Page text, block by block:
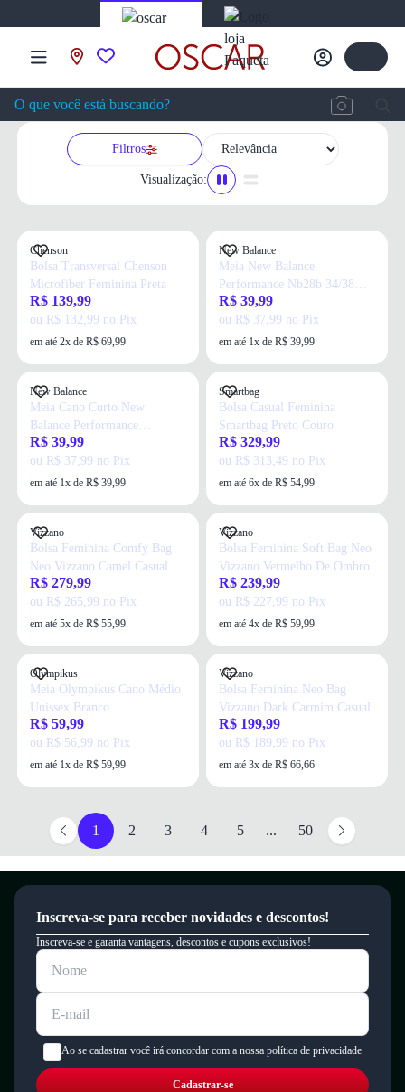
Filtros
Visualização:
Chenson
Bolsa Transversal Chenson
Microfiber Feminina Preta
R$ 139,99
ou R$ 132,99 no Pix
em até 2x de R$ 69,99
New Balance
Meia New Balance
Performance Nb28b 34/38
Feminina Preta
R$ 39,99
ou R$ 37,99 no Pix
em até 1x de R$ 39,99
New Balance
Meia Cano Curto New
Balance Performance
Tamanho 34/38 Branco
R$ 39,99
ou R$ 37,99 no Pix
em até 1x de R$ 39,99
Smartbag
Bolsa Casual Feminina
Smartbag Preto Couro
R$ 329,99
ou R$ 313,49 no Pix
em até 6x de R$ 54,99
Vizzano
Bolsa Feminina Comfy Bag
Neo Vizzano Camel Casual
R$ 279,99
ou R$ 265,99 no Pix
em até 5x de R$ 55,99
Vizzano
Bolsa Feminina Soft Bag Neo
Vizzano Vermelho De Ombro
R$ 239,99
ou R$ 227,99 no Pix
em até 4x de R$ 59,99
Olympikus
Meia Olympikus Cano Médio
Unissex Branco
R$ 59,99
ou R$ 56,99 no Pix
em até 1x de R$ 59,99
Vizzano
Bolsa Feminina Neo Bag
Vizzano Dark Carmim Casual
R$ 199,99
ou R$ 189,99 no Pix
em até 3x de R$ 66,66
1 2 3 4 5 ... 50
Inscreva-se para receber novidades e descontos!
Inscreva-se e garanta vantagens, descontos e cupons exclusivos!
Ao se cadastrar você irá concordar com a nossa política de privacidade
Cadastrar-se